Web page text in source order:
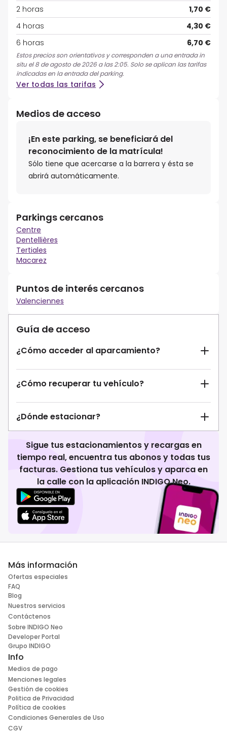
2 horas
1,70 €
4 horas
4,30 €
6 horas
6,70 €
Estos precios son orientativos y corresponden a una entrada in
situ el 8 de agosto de 2026 a las 2:05. Solo se aplican las tarifas
indicadas en la entrada del parking.
Ver todas las tarifas
Medios de acceso
¡En este parking, se beneficiará del
reconocimiento de la matrícula!
Sólo tiene que acercarse a la barrera y ésta se
abrirá automáticamente.
Parkings cercanos
Centre
Dentellières
Tertiales
Macarez
Puntos de interés cercanos
Valenciennes
Guía de acceso
¿Cómo acceder al aparcamiento?
¿Cómo recuperar tu vehículo?
¿Dónde estacionar?
Sigue tus estacionamientos y recargas en
tiempo real, encuentra tus abonos y todas tus
facturas. Gestiona tus vehículos y aparca en
la calle con la aplicación INDIGO Neo.
Más información
Ofertas especiales
FAQ
Blog
Nuestros servicios
Contáctenos
Sobre INDIGO Neo
Developer Portal
Grupo INDIGO
Info
Medios de pago
Menciones legales
Gestión de cookies
Politica de Privacidad
Política de cookies
Condiciones Generales de Uso
CGV